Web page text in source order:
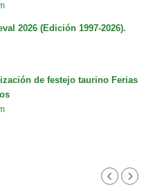
2026 (Edición 1997-2026).
de festejo taurino Ferias